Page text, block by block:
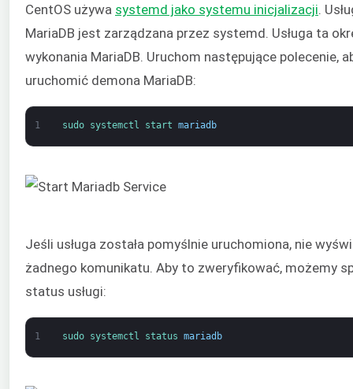
CentOS używa systemd jako systemu inicjalizacji .
MariaDB jest zarządzana przez systemd. Usługa ta
wykonania MariaDB. Uruchom następujące polecenie,
uruchomić demona MariaDB:
1 sudo systemctl start mariadb
Jeśli usługa została pomyślnie uruchomiona, nie
żadnego komunikatu. Aby to zweryfikować, możemy
status usługi:
1 sudo systemctl status mariadb